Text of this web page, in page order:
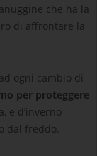
che ha la
di affrontare la
ogni cambio di
per proteggere
e d’inverno
dal freddo.